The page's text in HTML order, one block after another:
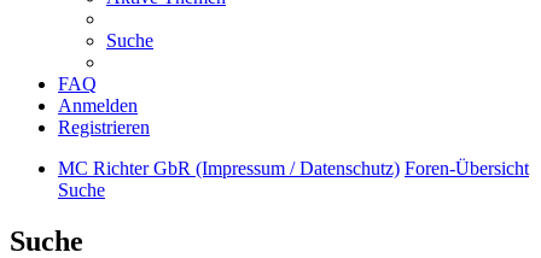
Suche
FAQ
Anmelden
Registrieren
MC Richter GbR (Impressum / Datenschutz) Foren-Übersicht
Suche
Suche